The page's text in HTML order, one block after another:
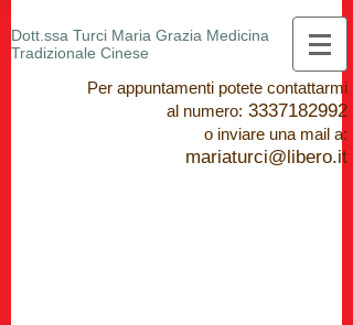
Dott.ssa Turci Maria Grazia Medicina
Tradizionale Cinese
Per appuntamenti potete contattarmi
al numero: 3337182992
o inviare una mail a:
mariaturci@libero.it